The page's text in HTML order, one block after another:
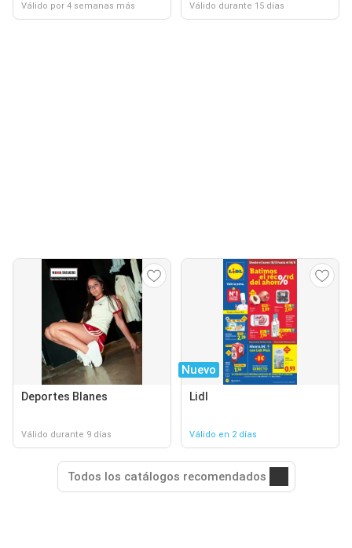
Válido por 4 semanas más Válido durante 15 días
Deportes Blanes
Válido durante 9 días
Nuevo
Lidl
Válido en 2 días
Todos los catálogos recomendados